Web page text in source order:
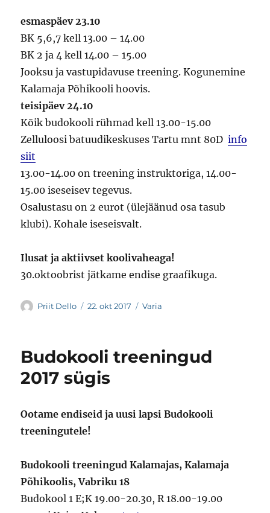
esmaspäev 23.10
BK 5,6,7 kell 13.00 – 14.00
BK 2 ja 4 kell 14.00 – 15.00
Jooksu ja vastupidavuse treening. Kogunemine
Kalamaja Põhikooli hoovis.
teisipäev 24.10
Kõik budokooli rühmad kell 13.00-15.00
Zelluloosi batuudikeskuses Tartu mnt 80Dinfo
siit
13.00-14.00 on treening instruktoriga, 14.00-
15.00 iseseisev tegevus.
Osalustasu on 2 eurot (ülejäänud osa tasub
klubi). Kohale iseseisvalt.
Ilusat ja aktiivset koolivaheaga!
30.oktoobrist jätkame endise graafikuga.
Autor
Priit Dello Postitatud
22. okt 2017 Rubriigid
Varia
Budokooli treeningud
2017 sügis
Ootame endiseid ja uusi lapsi Budokooli
treeningutele!
Budokooli treeningud Kalamajas, Kalamaja
Põhikoolis, Vabriku 18
Budokool 1 E;K 19.00-20.30, R 18.00-19.00